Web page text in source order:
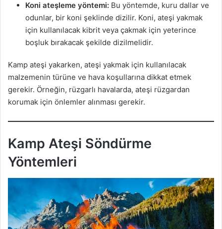
Koni ateşleme yöntemi: Bu yöntemde, kuru dallar ve
odunlar, bir koni şeklinde dizilir. Koni, ateşi yakmak
için kullanılacak kibrit veya çakmak için yeterince
boşluk bırakacak şekilde dizilmelidir.
Kamp ateşi yakarken, ateşi yakmak için kullanılacak
malzemenin türüne ve hava koşullarına dikkat etmek
gerekir. Örneğin, rüzgarlı havalarda, ateşi rüzgardan
korumak için önlemler alınması gerekir.
Kamp Ateşi Söndürme
Yöntemleri